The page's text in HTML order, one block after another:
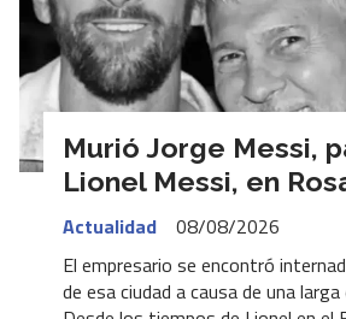
Murió Jorge Messi,
Lionel Messi, en
Actualidad
08/08/2026
El empresario se encontró
de esa ciudad a causa de una